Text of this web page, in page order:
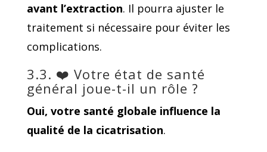
avant l’extraction. Il pourra ajuster le
traitement si nécessaire pour éviter les
complications.
3.3. ❤️ Votre état de santé
général joue-t-il un rôle ?
Oui, votre santé globale influence la
qualité de la cicatrisation.